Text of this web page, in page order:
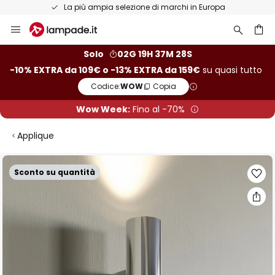
Resi entro 50 giorni
Salta
al
Solo
02G 19H 37M 27S
-10% EXTRA da 109€ o -13% EXTRA da 159€ su quasi tutto
Codice:WOW Copia
Wow Week: Fino al -70%
Applique
Sconto su quantità
Vai
alla
della
galleria